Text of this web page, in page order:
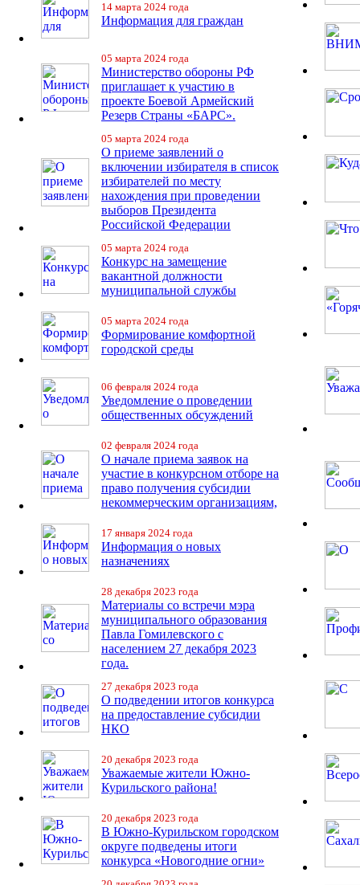
14 марта 2024 года
Информация для граждан
05 марта 2024 года
Министерство обороны РФ
приглашает к участию в
проекте Боевой Армейский
Резерв Страны «БАРС».
05 марта 2024 года
О приеме заявлений о
включении избирателя в список
избирателей по месту
нахождения при проведении
выборов Президента
Российской Федерации
05 марта 2024 года
Конкурс на замещение
вакантной должности
муниципальной службы
05 марта 2024 года
Формирование комфортной
городской среды
06 февраля 2024 года
Уведомление о проведении
общественных обсуждений
02 февраля 2024 года
О начале приема заявок на
участие в конкурсном отборе на
право получения субсидии
некоммерческим организациям,
17 января 2024 года
Информация о новых
назначениях
28 декабря 2023 года
Материалы со встречи мэра
муниципального образования
Павла Гомилевского с
населением 27 декабря 2023
года.
27 декабря 2023 года
О подведении итогов конкурса
на предоставление субсидии
НКО
20 декабря 2023 года
Уважаемые жители Южно-
Курильского района!
20 декабря 2023 года
В Южно-Курильском городском
округе подведены итоги
конкурса «Новогодние огни»